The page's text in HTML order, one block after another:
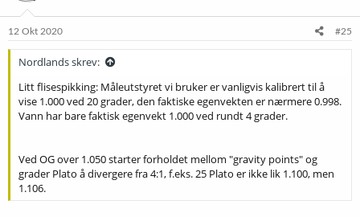
o
e
12 Okt 2020 #25
Nordlands skrev:
Litt flisespikking: Måleutstyret vi bruker er vanligvis kalibrert til å
vise 1.000 ved 20 grader, den faktiske egenvekten er nærmere 0.998.
Vann har bare faktisk egenvekt 1.000 ved rundt 4 grader.
Ved OG over 1.050 starter forholdet mellom "gravity points" og
grader Plato å divergere fra 4:1, f.eks. 25 Plato er ikke lik 1.100, men
1.106.